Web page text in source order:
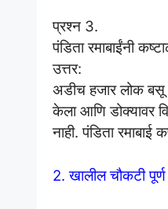
प्रश्न 3.
पंडिता रमाबाईंनी
उत्तर:
अडीच हजार लोक बसू
केला आणि डोक्यावर
नाही. पंडिता
2. खालील चौकटी